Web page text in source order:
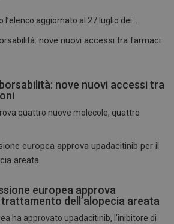
l’elenco aggiornato al 27 luglio dei...
nove nuovi accessi tra
quattro nuove molecole, quattro
europea approva
dell’alopecia areata
ha approvato upadacitinib, l’inibitore di